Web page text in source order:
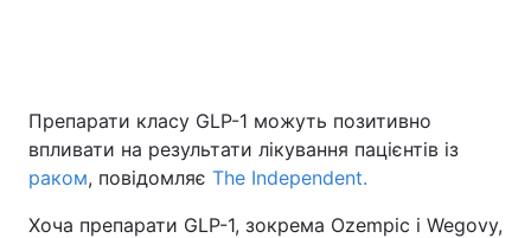
Препарати класу GLP-1 можуть позитивно
впливати на результати лікування пацієнтів із
раком, повідомляє The Independent.
Хоча препарати GLP-1, зокрема Ozempic і Wegovy,